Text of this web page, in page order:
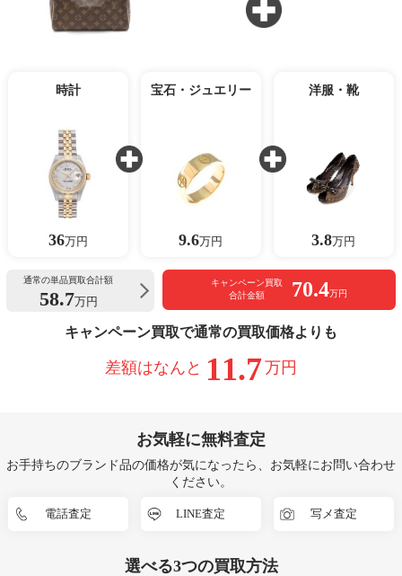
時計
36万円
宝石・ジュエリー
9.6万円
洋服・靴
3.8万円
通常の単品買取合計額
58.7万円
キャンペーン買取
合計金額
70.4万円
キャンペーン買取で通常の買取価格よりも
差額はなんと 11.7万円
お気軽に無料査定
お手持ちのブランド品の価格が気になったら、お気軽にお問い合わせ
ください。
電話査定 LINE査定 写メ査定
選べる3つの買取方法